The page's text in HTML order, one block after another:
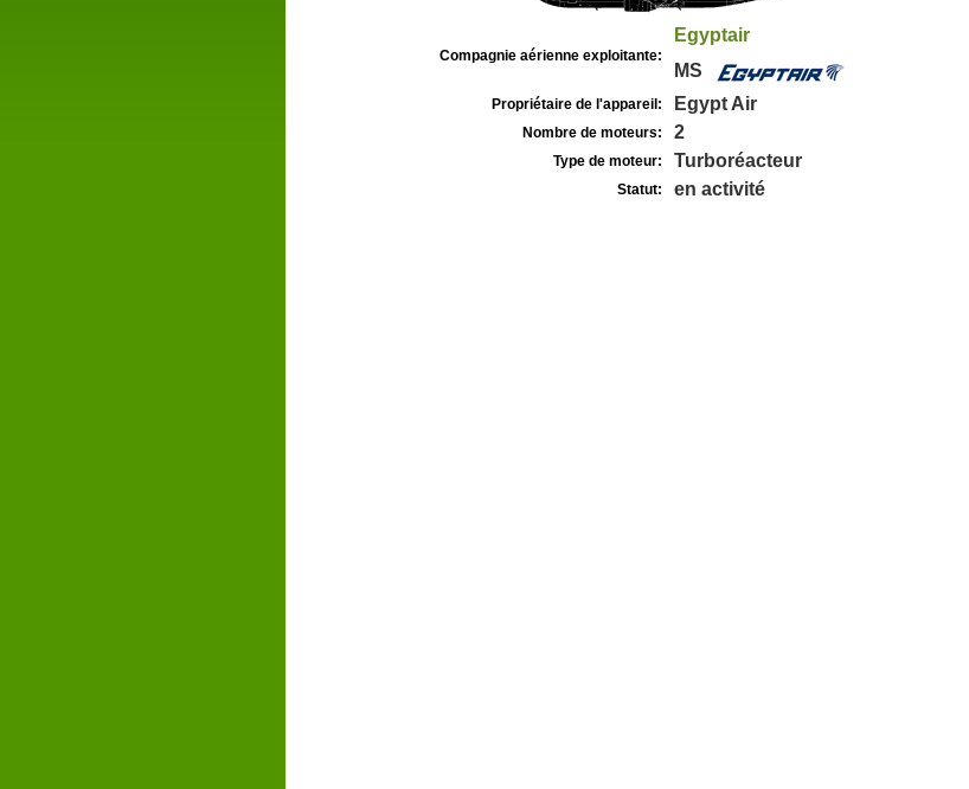
Compagnie aérienne exploitante:
Egyptair
MS
Propriétaire de l'appareil: Egypt Air
Nombre de moteurs: 2
Type de moteur: Turboréacteur
Statut: en activité